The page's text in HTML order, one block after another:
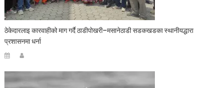
ठेकेदारलाइ कारवाहीको माग गर्दै ठाडीपोखरी–मसानेठाडी सडकखडका स्थानीयद्धारा
प्रशासनमा धर्ना